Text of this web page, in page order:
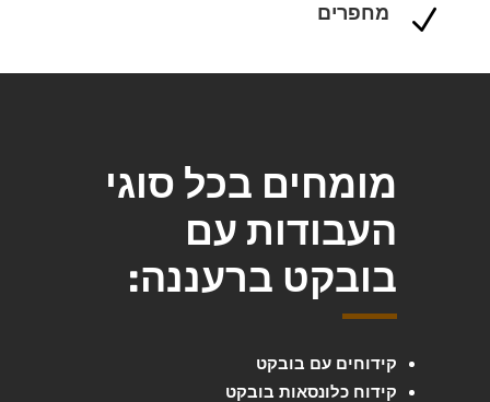
N מחפרים
מומחים בכל סוגי
העבודות עם
בובקט ברעננה:
קידוחים עם בובקט
קידוח כלונסאות בובקט